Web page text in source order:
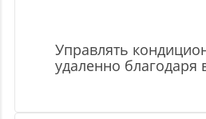
Управлять
удаленно